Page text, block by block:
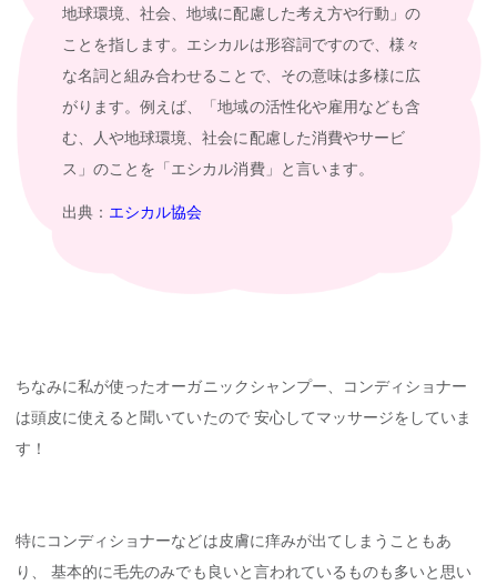
地球環境、社会、地域に配慮した考え方や行動」の
ことを指します。エシカルは形容詞ですので、様々
な名詞と組み合わせることで、その意味は多様に広
がります。例えば、「地域の活性化や雇用なども含
む、人や地球環境、社会に配慮した消費やサービ
ス」のことを「エシカル消費」と言います。
出典： エシカル協会
ちなみに私が使ったオーガニックシャンプー、コンディショナー
は頭皮に使えると聞いていたので 安心してマッサージをしていま
す！
特にコンディショナーなどは皮膚に痒みが出てしまうこともあ
り、 基本的に毛先のみでも良いと言われているものも多いと思い